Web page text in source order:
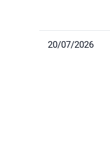
20/07/2026